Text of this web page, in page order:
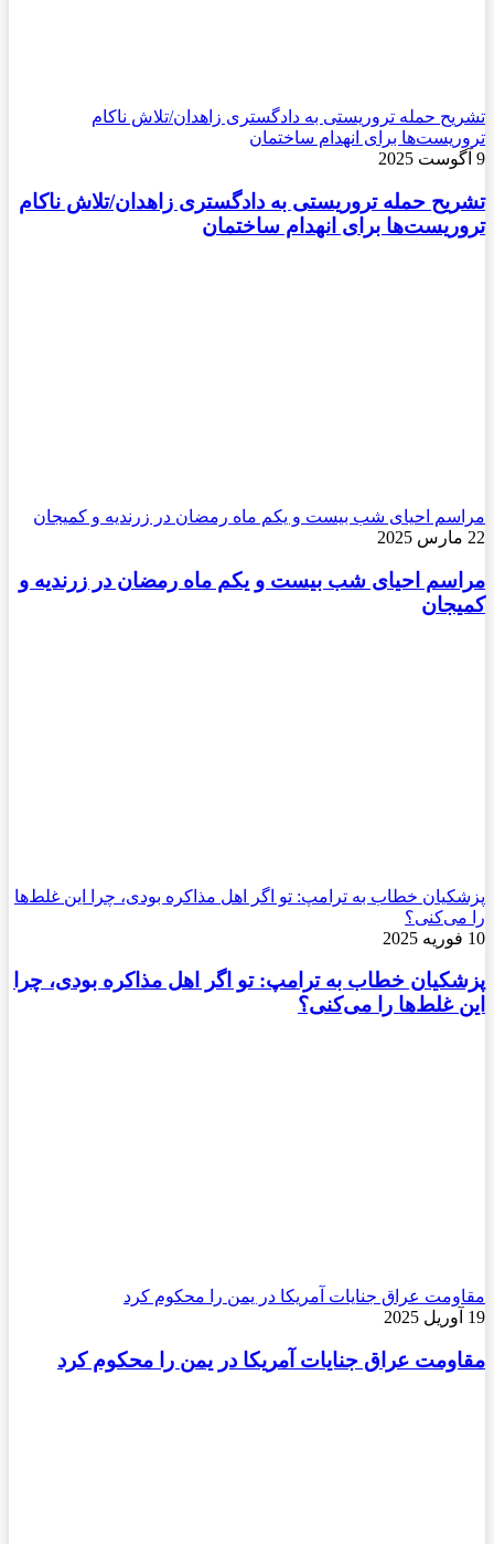
تشریح حمله تروریستی به دادگستری زاهدان/تلاش ناکام
تروریست‌ها برای انهدام ساختمان
9 آگوست 2025
تشریح حمله تروریستی به دادگستری زاهدان/تلاش ناکام
تروریست‌ها برای انهدام ساختمان
مراسم احیای شب بیست و یکم ماه رمضان در زرندیه و کمیجان
22 مارس 2025
مراسم احیای شب بیست و یکم ماه رمضان در زرندیه و
کمیجان
پزشکیان خطاب به ترامپ: تو اگر اهل مذاکره بودی، چرا این غلط‌ها
را می‌کنی؟
10 فوریه 2025
پزشکیان خطاب به ترامپ: تو اگر اهل مذاکره بودی، چرا
این غلط‌ها را می‌کنی؟
مقاومت عراق جنایات آمریکا در یمن را محکوم کرد
19 آوریل 2025
مقاومت عراق جنایات آمریکا در یمن را محکوم کرد